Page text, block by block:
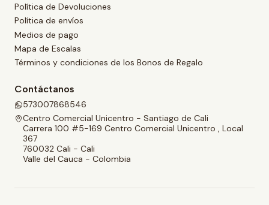
Política de Devoluciones
Política de envíos
Medios de pago
Mapa de Escalas
Términos y condiciones de los Bonos de Regalo
Contáctanos
573007868546
Centro Comercial Unicentro - Santiago de Cali
Carrera 100 #5-169 Centro Comercial Unicentro , Local
367
760032 Cali - Cali
Valle del Cauca - Colombia